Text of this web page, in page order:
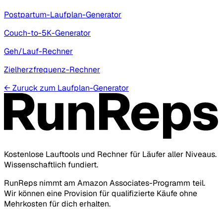
Postpartum-Laufplan-Generator
Couch-to-5K-Generator
Geh/Lauf-Rechner
Zielherzfrequenz-Rechner
← Zuruck zum Laufplan-Generator
Kostenlose Lauftools und Rechner für Läufer aller Niveaus.
Wissenschaftlich fundiert.
RunReps nimmt am Amazon Associates-Programm teil.
Wir können eine Provision für qualifizierte Käufe ohne
Mehrkosten für dich erhalten.